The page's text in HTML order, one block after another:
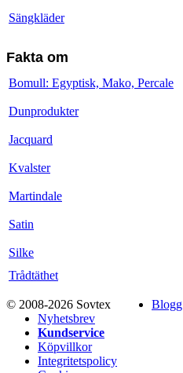
Sängkläder
Fakta om
Bomull: Egyptisk, Mako, Percale
Dunprodukter
Jacquard
Kvalster
Martindale
Satin
Silke
Trådtäthet
© 2008-2026 Sovtex
Blogg
Nyhetsbrev
Kundservice
Köpvillkor
Integritetspolicy